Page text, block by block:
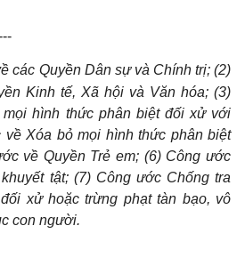
các Quyền Dân sự và Chính trị; (2)
Kinh tế, Xã hội và Văn hóa; (3)
hình thức phân biệt đối xử với
Xóa bỏ mọi hình thức phân biệt
về Quyền Trẻ em; (6) Công ước
tật; (7) Công ước Chống tra
xử hoặc trừng phạt tàn bạo, vô
con người.